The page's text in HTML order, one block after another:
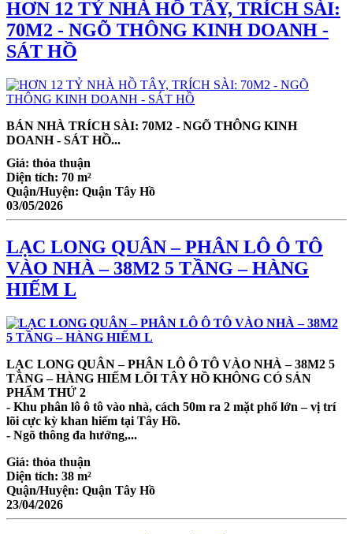
HƠN 12 TỶ NHÀ HỒ TÂY, TRÍCH SÀI:
70M2 - NGÕ THÔNG KINH DOANH -
SÁT HỒ
BÁN NHÀ TRÍCH SÀI: 70M2 - NGÕ THÔNG KINH
DOANH - SÁT HỒ...
Giá: thỏa thuận
Diện tích: 70 m²
Quận/Huyện: Quận Tây Hồ
03/05/2026
LẠC LONG QUÂN – PHÂN LÔ Ô TÔ
VÀO NHÀ – 38M2 5 TẦNG – HÀNG
HIẾM L
LẠC LONG QUÂN – PHÂN LÔ Ô TÔ VÀO NHÀ – 38M2 5
TẦNG – HÀNG HIẾM LÕI TÂY HỒ KHÔNG CÓ SẢN
PHẨM THỨ 2
- Khu phân lô ô tô vào nhà, cách 50m ra 2 mặt phố lớn – vị trí
lõi cực kỳ khan hiếm tại Tây Hồ.
- Ngõ thông đa hướng,...
Giá: thỏa thuận
Diện tích: 38 m²
Quận/Huyện: Quận Tây Hồ
23/04/2026